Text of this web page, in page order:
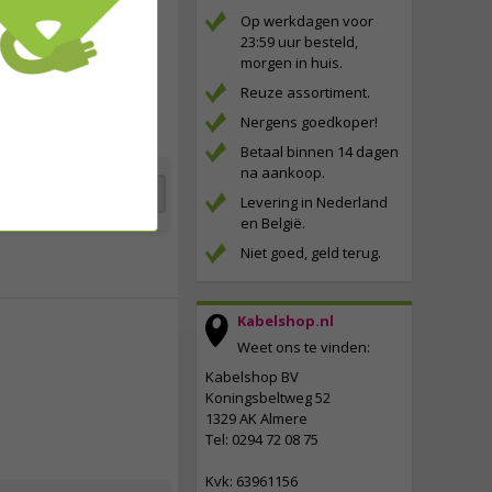
Op werkdagen voor
23:59 uur besteld,
morgen in huis.
Reuze assortiment.
Nergens goedkoper!
Betaal binnen 14 dagen
na aankoop.
Levering in Nederland
en België.
Niet goed, geld terug.
Kabelshop.nl
Weet ons te vinden:
Kabelshop BV
Koningsbeltweg 52
1329 AK Almere
Tel: 0294 72 08 75
Kvk: 63961156
14,
incl. btw